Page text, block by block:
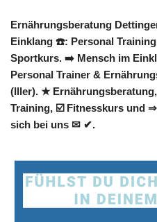
Ernährungsberatung
Einklang ☎️: Personal
Sportkurs. ➡️ Mensch im
Personal Trainer &
(Iller). ★
Training, ☑️ Fitnesskurs und
sich bei uns ✉ ✔.